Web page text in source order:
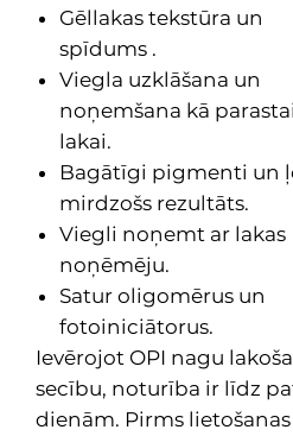
Gēllakas tekstūra un
spīdums .
Viegla uzklāšana un
noņemšana kā parastai
lakai.
Bagātīgi pigmenti un
mirdzošs rezultāts.
Viegli noņemt ar lakas
noņēmēju.
Satur oligomērus un
fotoiniciātorus.
Ievērojot OPI nagu
secību, noturība ir līdz pat
dienām. Pirms lietošanas